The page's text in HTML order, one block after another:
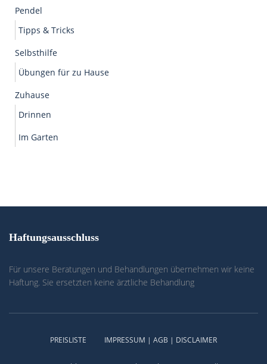
Pendel
Tipps & Tricks
Selbsthilfe
Übungen für zu Hause
Zuhause
Drinnen
Im Garten
Haftungsausschluss
Für unsere Beratungen und Behandlungen übernehmen wir keine
Haftung. Sie ersetzten keine ärztliche Behandlung
PREISLISTE IMPRESSUM | AGB | DISCLAIMER